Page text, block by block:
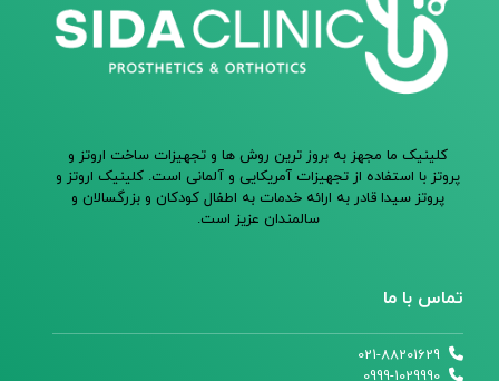
کلینیک ما مجهز به بروز ترین روش ها و تجهیزات ساخت اروتز و
پروتز با استفاده از تجهیزات آمریکایی و آلمانی است. کلینیک اروتز و
پروتز سیدا قادر به ارائه خدمات به اطفال کودکان و بزرگسالان و
سالمندان عزیز است.
تماس با ما
021-88201629
0999-1029990